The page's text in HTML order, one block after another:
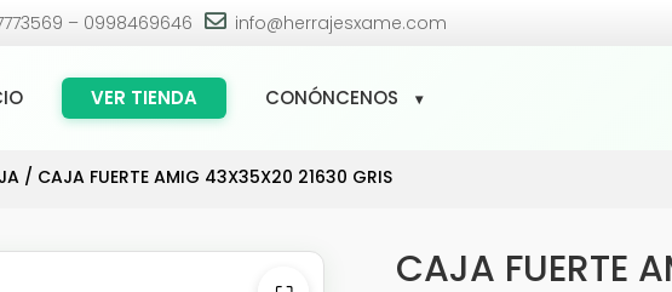
– 0998469646  info@herrajesxame.com
VER TIENDA CONÓNCENOS
/ CAJA FUERTE AMIG 43X35X20 21630 GRIS
CAJA FUERTE